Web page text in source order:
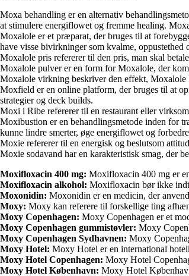
Moxa behandling er en alternativ
at stimulere energiflowet og fremme healing.
Moxalole er et præparat, der bruges til at
have visse bivirkninger som kvalme, oppustethed
Moxalole pris refererer til den pris, man skal
Moxalole pulver er en form for Moxalole, der
Moxalole virkning beskriver den effekt, Moxalole
Moxfield er en online platform, der bruges til at
strategier og deck builds.
Moxi i Ribe refererer til en restaurant eller
Moxibustion er en behandlingsmetode inden for
kunne lindre smerter, øge energiflowet og
Moxie refererer til en energisk og beslutsom
Moxie sodavand har en karakteristisk smag, der
Moxifloxacin 400 mg: Moxifloxacin 400 mg er
Moxifloxacin alkohol: Moxifloxacin bør ikke
Moxonidin: Moxonidin er en medicin, der
Moxy: Moxy kan referere til forskellige ting
Moxy Copenhagen: Moxy Copenhagen er et
Moxy Copenhagen gummistøvler: Moxy
Moxy Copenhagen Sydhavnen: Moxy
Moxy Hotel: Moxy Hotel er en international
Moxy Hotel Copenhagen: Moxy Hotel
Moxy Hotel København: Moxy Hotel